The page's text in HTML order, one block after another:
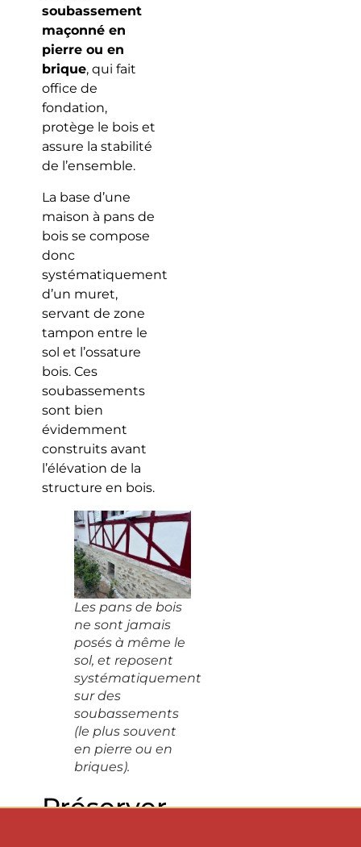
soubassement
maçonné en
pierre ou en
brique, qui fait
office de
fondation,
protège le bois et
assure la stabilité
de l’ensemble.
La base d’une
maison à pans de
bois se compose
donc
systématiquement
d’un muret,
servant de zone
tampon entre le
sol et l’ossature
bois. Ces
soubassements
sont bien
évidemment
construits avant
l’élévation de la
structure en bois.
Les pans de bois
ne sont jamais
posés à même le
sol, et reposent
systématiquement
sur des
soubassements
(le plus souvent
en pierre ou en
briques).
Préserver